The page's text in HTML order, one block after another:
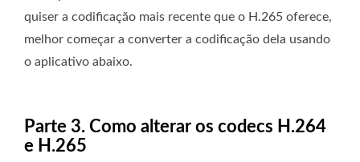
quiser a codificação mais recente que o H.265 oferece,
melhor começar a converter a codificação dela usando
o aplicativo abaixo.
Parte 3. Como alterar os codecs H.264
e H.265